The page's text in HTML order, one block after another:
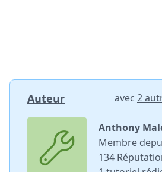
Auteur avec 2
Anthony
Membre
134